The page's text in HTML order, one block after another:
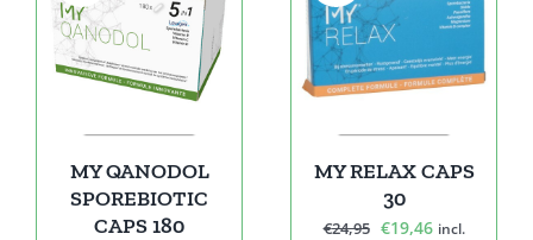
MY QANODOL
SPOREBIOTIC
CAPS 180
MY RELAX CAPS
30
€24,95 Oorspronkelijke
€19,46Huidige
incl.